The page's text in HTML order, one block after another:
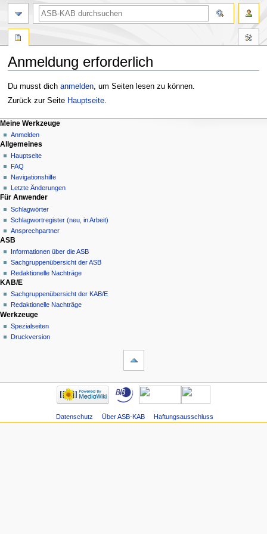
Anmeldung erforderlich
Zur
Navigation
Zur
Suche
Du musst dich anmelden, um Seiten lesen zu können.
Zurück zur Seite Hauptseite.
Meine Werkzeuge
Anmelden
Allgemeines
Hauptseite
FAQ
Navigationshilfe
Letzte Änderungen
Für Anwender
Schlagwörter
Schlagwortregister (neu, in Arbeit)
Ansprechpartner
ASB
Informationen über die ASB
Sachgruppenübersicht der ASB
Redaktionelle Nachträge
KAB/E
Sachgruppenübersicht der KAB/E
Redaktionelle Nachträge
Werkzeuge
Spezialseiten
Druckversion
Datenschutz Über ASB-KAB Haftungsausschluss